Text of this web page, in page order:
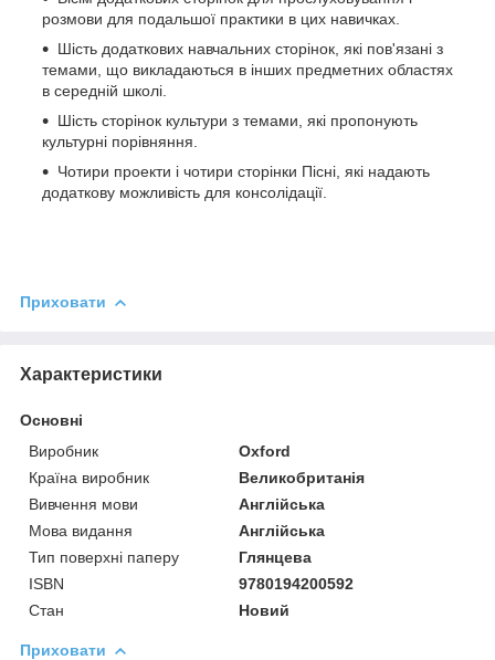
розмови для подальшої практики в цих навичках.
Шість додаткових навчальних сторінок, які пов'язані з
темами, що викладаються в інших предметних областях
в середній школі.
Шість сторінок культури з темами, які пропонують
культурні порівняння.
Чотири проекти і чотири сторінки Пісні, які надають
додаткову можливість для консолідації.
Приховати
Характеристики
Основні
Виробник
Oxford
Країна виробник
Великобританія
Вивчення мови
Англійська
Мова видання
Англійська
Тип поверхні паперу
Глянцева
ISBN
9780194200592
Стан
Новий
Приховати